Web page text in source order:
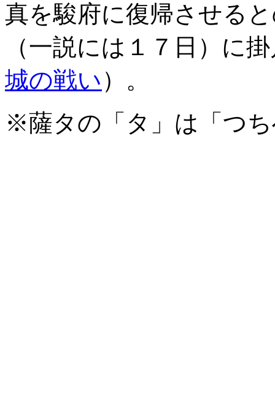
真を駿府に復帰させる
（一説には１７日）に
城の戦い ）。
※薩タの「タ」は「つ